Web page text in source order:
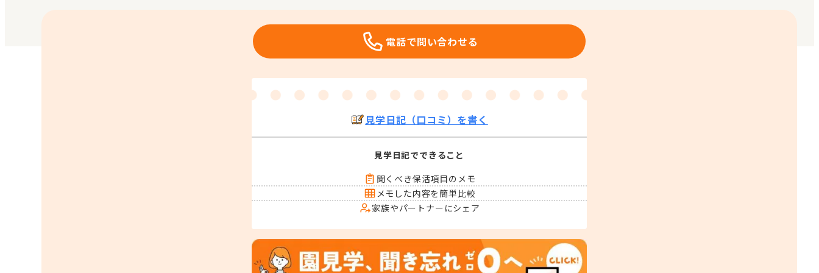
電話で問い合わせる
見学日記（口コミ）を書く
見学日記でできること
聞くべき保活項目のメモ
メモした内容を簡単比較
家族やパートナーにシェア